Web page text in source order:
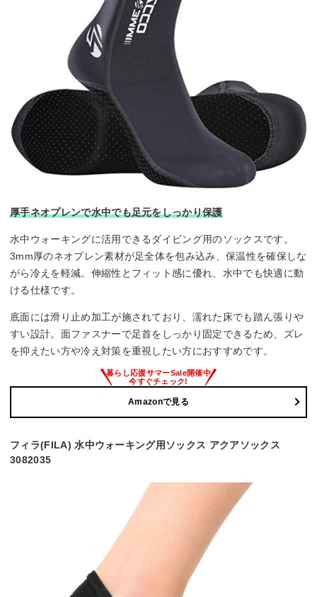
厚手ネオプレンで水中でも足元をしっかり保護
水中ウォーキングに活用できるダイビング用のソックスです。
3mm厚のネオプレン素材が足全体を包み込み、保温性を確保しな
がら冷えを軽減。伸縮性とフィット感に優れ、水中でも快適に動
ける仕様です。
底面には滑り止め加工が施されており、濡れた床でも踏ん張りや
すい設計。面ファスナーで足首をしっかり固定できるため、ズレ
を抑えたい方や冷え対策を重視したい方におすすめです。
Amazonで見る
フィラ(FILA) 水中ウォーキング用ソックス アクアソックス
3082035